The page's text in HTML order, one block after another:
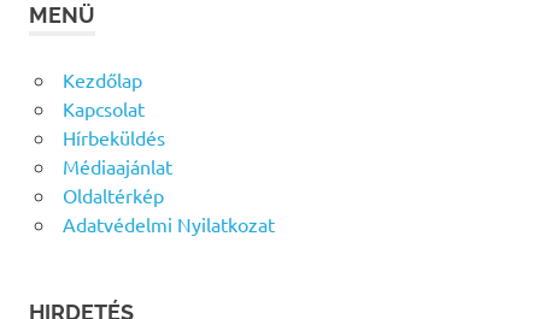
MENÜ
Kezdőlap
Kapcsolat
Hírbeküldés
Médiaajánlat
Oldaltérkép
Adatvédelmi Nyilatkozat
HIRDETÉS